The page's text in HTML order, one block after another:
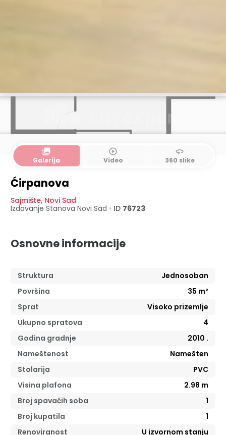
collections
Galerija
play_circle_outline
Video
360
360 slike
Ćirpanova
Sajmište, Novi Sad
Izdavanje Stanova Novi Sad • ID 76723
Osnovne informacije
Struktura
Jednosoban
Površina
35 m²
Sprat
Visoko prizemlje
Ukupno spratova
4
Godina gradnje
2010 .
Nameštenost
Namešten
Stolarija
PVC
Visina plafona
2.98 m
Broj spavaćih soba
1
Broj kupatila
1
Renoviranost
U izvornom stanju